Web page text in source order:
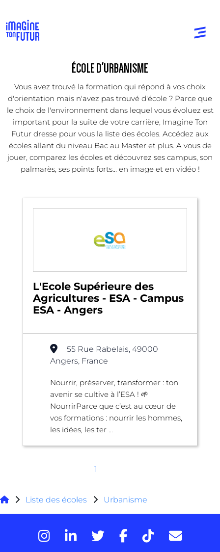
ÉCOLE D'URBANISME
Vous avez trouvé la formation qui répond à vos choix
d'orientation mais n'avez pas trouvé d'école ? Parce que
le choix de l'environnement dans lequel vous évoluez est
important pour la suite de votre carrière, Imagine Ton
Futur dresse pour vous la liste des écoles. Accédez aux
écoles allant du niveau Bac au Master et plus. A vous de
jouer, comparez les écoles et découvrez ses campus, son
palmarès, ses points forts... en image et en vidéo !
L'Ecole Supérieure des
Agricultures - ESA - Campus
ESA - Angers
55 Rue Rabelais, 49000
Angers, France
Nourrir, préserver, transformer : ton
avenir se cultive à l’ESA ! 🌱
NourrirParce que c’est au cœur de
vos formations : nourrir les hommes,
les idées, les ter ...
1
Liste des écoles Urbanisme